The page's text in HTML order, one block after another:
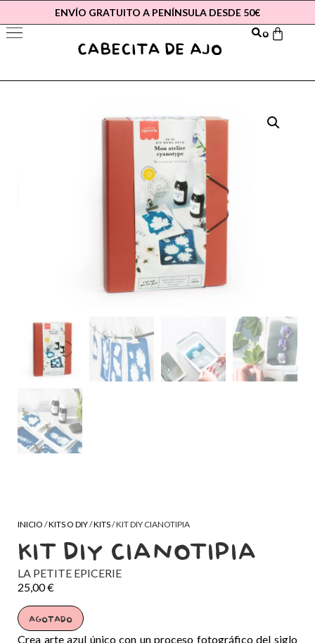
ENVÍO GRATUITO A PENÍNSULA DESDE 50€
0
INICIO /KITS O DIY/KITS/ KIT DIY CIANOTIPIA
KIT DIY CIANOTIPIA
LA PETITE EPICERIE
25,00€
AGOTADO
Crea arte azul único con un proceso fotográfico del siglo